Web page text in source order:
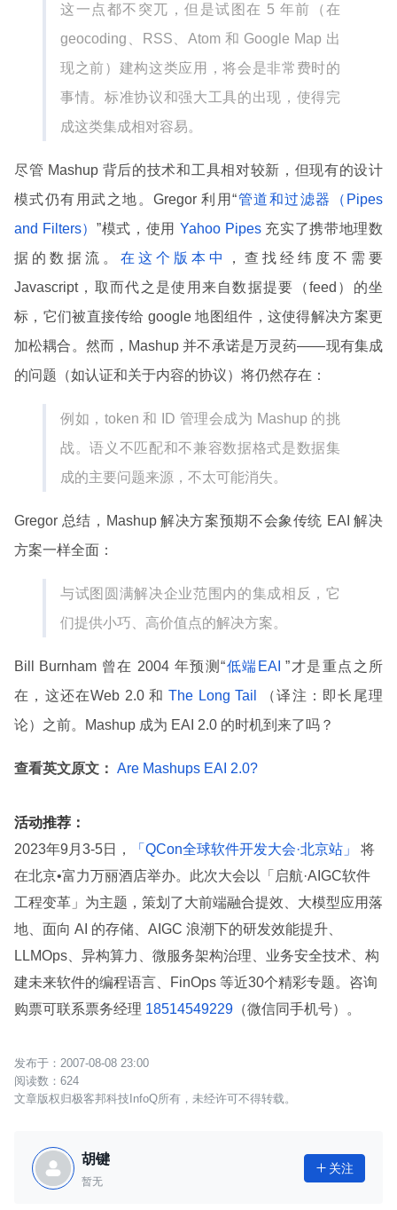
这一点都不突兀，但是试图在 5 年前（在
geocoding、RSS、Atom 和 Google Map 出
现之前）建构这类应用，将会是非常费时的
事情。标准协议和强大工具的出现，使得完
成这类集成相对容易。
尽管 Mashup 背后的技术和工具相对较新，但现有的设计
模式仍有用武之地。Gregor 利用“管道和过滤器（Pipes
and Filters）”模式，使用 Yahoo Pipes 充实了携带地理数
据的数据流。 在这个版本中
，查找经纬度不需要
Javascript，取而代之是使用来自数据提要（feed）的坐
标，它们被直接传给 google 地图组件，这使得解决方案更
加松耦合。然而，Mashup 并不承诺是万灵药——现有集成
的问题（如认证和关于内容的协议）将仍然存在：
例如，token 和 ID 管理会成为 Mashup 的挑
战。语义不匹配和不兼容数据格式是数据集
成的主要问题来源，不太可能消失。
Gregor 总结，Mashup 解决方案预期不会象传统 EAI 解决
方案一样全面：
与试图圆满解决企业范围内的集成相反，它
们提供小巧、高价值点的解决方案。
Bill Burnham 曾在 2004 年预测“低端EAI”才是重点之所
在，这还在Web 2.0 和 The Long Tail
（译注：即长尾理
论）之前。Mashup 成为 EAI 2.0 的时机到来了吗？
查看英文原文： Are Mashups EAI 2.0?
活动推荐：
2023年9月3-5日，
「QCon全球软件开发大会·北京站」
将
在北京•富力万丽酒店举办。此次大会以「启航·AIGC软件
工程变革」为主题，策划了大前端融合提效、大模型应用落
地、面向 AI 的存储、AIGC 浪潮下的研发效能提升、
LLMOps、异构算力、微服务架构治理、业务安全技术、构
建未来软件的编程语言、FinOps 等近30个精彩专题。咨询
购票可联系票务经理 18514549229 （微信同手机号）。
2007-08-08 23:00
624
文章版权归极客邦科技InfoQ所有，未经许可不得转载。
胡键
暂无
 关注